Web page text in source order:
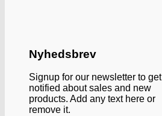
Nyhedsbrev
Signup for our newsletter to get
notified about sales and new
products. Add any text here or
remove it.